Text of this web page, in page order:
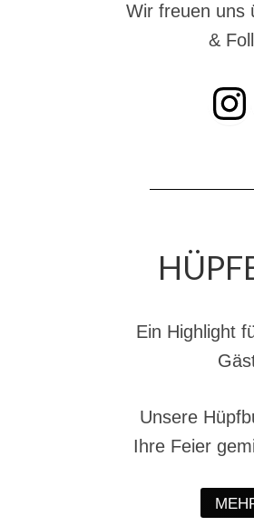
Wir freuen uns
&
INSTAGRAM
Ein Highlight
Unsere
Ihre Feier